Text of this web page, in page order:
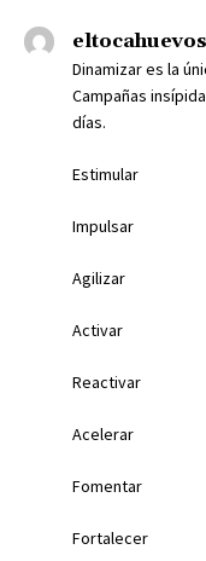
Dinamizar es la
Campañas
días.
Estimular
Impulsar
Agilizar
Activar
Reactivar
Acelerar
Fomentar
Fortalecer